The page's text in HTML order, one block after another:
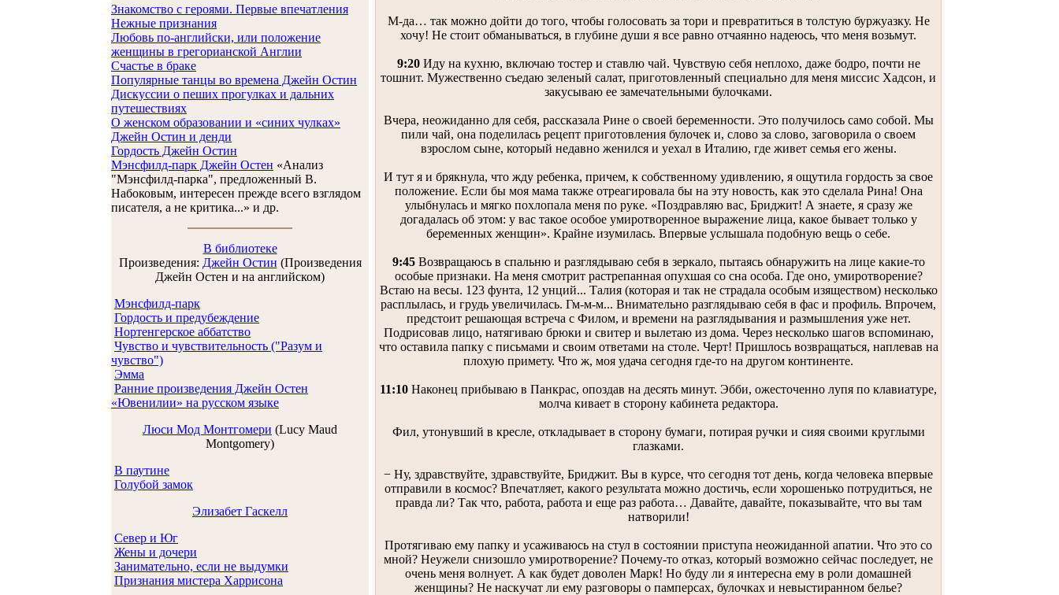
Знакомство с героями. Первые впечатления
Нежные признания
Любовь по-английски, или положение
женщины в грегорианской Англии
Счастье в браке
Популярные танцы во времена Джейн Остин
Дискуссии о пеших прогулках и дальних
путешествиях
О женском образовании и «синих чулках»
Джейн Остин и денди
Гордость Джейн Остин
Мэнсфилд-парк Джейн Остен «Анализ
"Мэнсфилд-парка", предложенный В.
Набоковым, интересен прежде всего взглядом
писателя, а не критика...» и др.
В библиотеке
Произведения: Джейн Остин (Произведения
Джейн Остен и на английском)
Мэнсфилд-парк
Гордость и предубеждение
Нортенгерское аббатство
Чувство и чувствительность ("Разум и
чувство")
Эмма
Ранние произведения Джейн Остен
«Ювенилии» на русском языке
Люси Мод Монтгомери (Lucy Maud
Montgomery)
В паутине
Голубой замок
Элизабет Гаскелл
Север и Юг
Жены и дочери
Занимательно, если не выдумки
Признания мистера Харрисона
М-да… так можно дойти до того, чтобы голосовать за тори и превратиться в толстую буржуазку. Не
хочу! Не стоит обманываться, в глубине души я все равно отчаянно надеюсь, что меня возьмут.
9:20Иду на кухню, включаю тостер и ставлю чай. Чувствую себя неплохо, даже бодро, почти не
тошнит. Мужественно съедаю зеленый салат, приготовленный специально для меня миссис Хадсон, и
закусываю ее замечательными булочками.
Вчера, неожиданно для себя, рассказала Рине о своей беременности. Это получилось само собой. Мы
пили чай, она поделилась рецепт приготовления булочек и, слово за слово, заговорила о своем
взрослом сыне, который недавно женился и уехал в Италию, где живет семья его жены.
И тут я и брякнула, что жду ребенка, причем, к собственному удивлению, я ощутила гордость за свое
положение. Если бы моя мама также отреагировала бы на эту новость, как это сделала Рина! Она
улыбнулась и мягко похлопала меня по руке. «Поздравляю вас, Бриджит! А знаете, я сразу же
догадалась об этом: у вас такое особое умиротворенное выражение лица, какое бывает только у
беременных женщин». Крайне изумилась. Впервые услышала подобную вещь о себе.
9:45Возвращаюсь в спальню и разглядываю себя в зеркало, пытаясь обнаружить на лице какие-то
особые признаки. На меня смотрит растрепанная опухшая со сна особа. Где оно, умиротворение?
Встаю на весы. 123 фунта, 12 унций... Талия (которая и так не страдала особым изяществом) несколько
расплылась, и грудь увеличилась. Гм-м-м... Внимательно разглядываю себя в фас и профиль. Впрочем,
предстоит решающая встреча с Филом, и времени на разглядывания и размышления уже нет.
Подрисовав лицо, натягиваю брюки и свитер и вылетаю из дома. Через несколько шагов вспоминаю,
что оставила папку с письмами и своим ответами на столе. Черт! Пришлось возвращаться, наплевав на
плохую примету. Что ж, моя удача сегодня где-то на другом континенте.
11:10 Наконец прибываю в Панкрас, опоздав на десять минут. Эбби, ожесточенно лупя по клавиатуре,
молча кивает в сторону кабинета редактора.
Фил, утонувший в кресле, откладывает в сторону бумаги, потирая ручки и сияя своими круглыми
глазками.
− Ну, здравствуйте, здравствуйте, Бриджит. Вы в курсе, что сегодня тот день, когда человека впервые
отправили в космос? Впечатляет, какого результата можно достичь, если хорошенько потрудиться, не
правда ли? Так что, работа, работа и еще раз работа… Давайте, давайте, показывайте, что вы там
натворили!
Протягиваю ему папку и усаживаюсь на стул в состоянии приступа неожиданной апатии. Что это со
мной? Неужели снизошло умиротворение? Почему-то отказ, который возможно сейчас последует, не
очень меня волнует. А как будет доволен Марк! Но буду ли я интересна ему в роли домашней
женщины? Не наскучат ли ему разговоры о памперсах, булочках и невыстиранном белье?